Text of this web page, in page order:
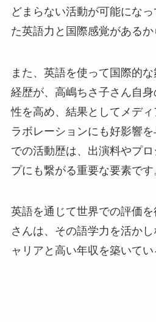
どまらない活動が可能にな
た英語力と国際感覚があるか
また、英語を使って国際的
経歴が、高嶋ちさ子さん自
性を高め、結果としてメデ
ラボレーションにも好影響
での活動歴は、出演料やプ
プにも繋がる重要な要素です
英語を通じて世界での評価
さんは、その語学力を活か
ャリアと高い年収を築いてい